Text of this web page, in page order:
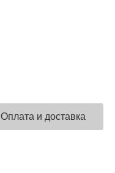
Оплата и доставка